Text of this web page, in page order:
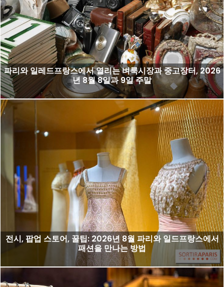
파리와 일레드프랑스에서 열리는 벼룩시장과 중고장터, 2026
년 8월 8일과 9일 주말
전시, 팝업 스토어, 꿀팁: 2026년 8월 파리와 일드프랑스에서
패션을 만나는 방법